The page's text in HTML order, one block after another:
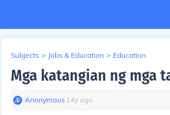
Subjects > Jobs & Education > Education
Mga katangian ng mga
Anonymous∙ 14y ago